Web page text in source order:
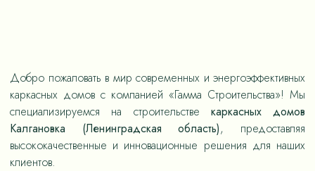
Добро пожаловать в мир современных и энергоэффективных
каркасных домов с компанией «Гамма Строительства»! Мы
специализируемся на строительстве каркасных домов
Калгановка (Ленинградская область), предоставляя
высококачественные и инновационные решения для наших
клиентов.